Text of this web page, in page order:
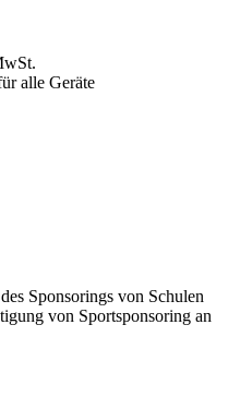
alle Geräte
Sponsorings von Schulen
von Sportsponsoring an